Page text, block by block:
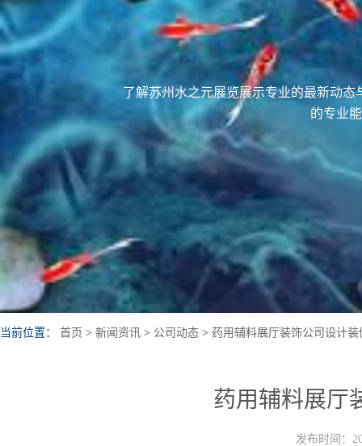
了解苏州水之元展览展示专业的最新动
的专业
当前位置： 首页 > 新闻资讯 > 公司动态 > 药用辅料展厅装饰公司设计装
药用辅料展厅
发布时间：